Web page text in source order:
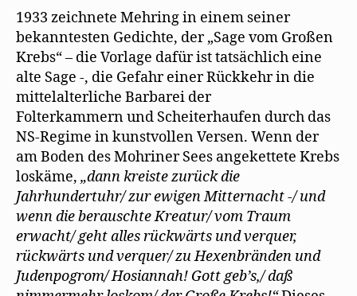
1933 zeichnete Mehring in einem seiner
bekanntesten Gedichte, der „Sage vom Großen
Krebs“ – die Vorlage dafür ist tatsächlich eine
alte Sage -, die Gefahr einer Rückkehr in die
mittelalterliche Barbarei der
Folterkammern und Scheiterhaufen durch das
NS-Regime in kunstvollen Versen. Wenn der
am Boden des Mohriner Sees angekettete Krebs
loskäme, „dann kreiste zurück die
Jahrhundertuhr/ zur ewigen Mitternacht -/ und
wenn die berauschte Kreatur/ vom Traum
erwacht/ geht alles rückwärts und verquer,
rückwärts und verquer/ zu Hexenbränden und
Judenpogrom/ Hosiannah! Gott geb’s,/ daß